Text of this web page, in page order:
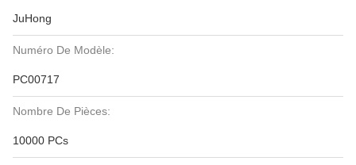
JuHong
Numéro De Modèle:
PC00717
Nombre De Pièces:
10000 PCs